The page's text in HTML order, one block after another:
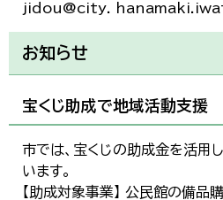
jidou@city.
お知らせ
宝くじ助成で地域活動支援
市では、宝くじの助成金を活用
います。
【助成対象事業】 公民館の備品